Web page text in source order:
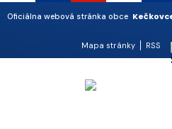
Oficiálna webová stránka obce
Mapa stránky RSS